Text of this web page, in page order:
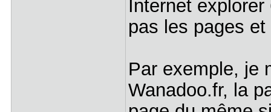
Internet
pas les pages
Par exemple, je
Wanadoo.fr, la